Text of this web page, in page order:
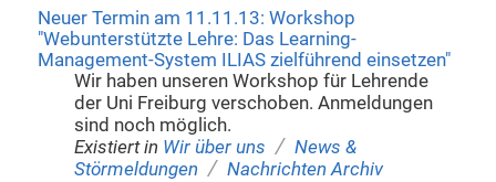
Neuer Termin am 11.11.13: Workshop
"Webunterstützte Lehre: Das Learning-
Management-System ILIAS zielführend einsetzen"
Wir haben unseren Workshop für Lehrende
der Uni Freiburg verschoben. Anmeldungen
sind noch möglich.
Existiert in Wir über uns / News &
Störmeldungen / Nachrichten Archiv